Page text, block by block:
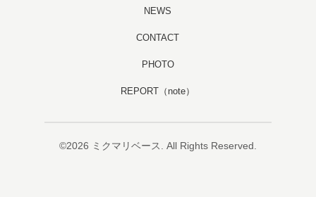
NEWS
CONTACT
PHOTO
REPORT（note）
©2026 ミクマリベース . All Rights Reserved.